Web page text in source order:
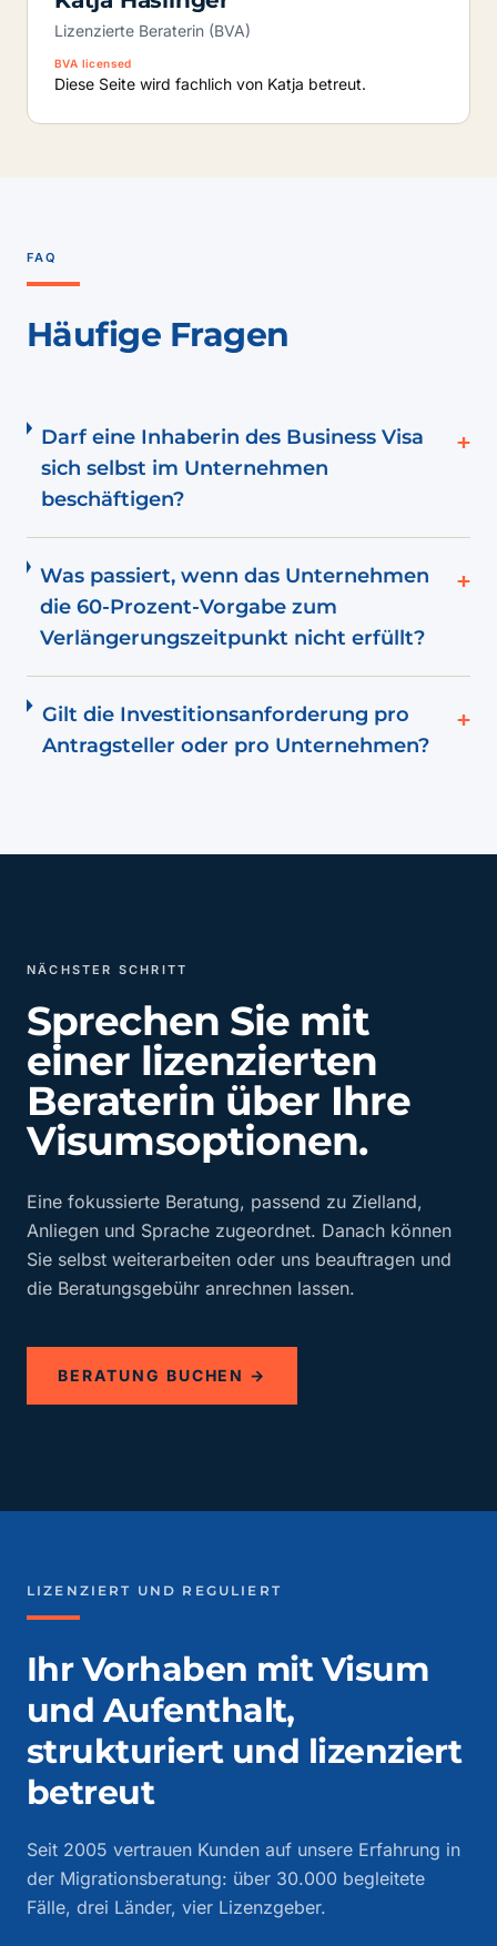
Lizenzierte Beraterin (BVA)
BVA licensed
Diese Seite wird fachlich von Katja betreut.
FAQ
Häufige Fragen
Darf eine Inhaberin des Business Visa
sich selbst im Unternehmen
beschäftigen?
+
Was passiert, wenn das Unternehmen
die 60-Prozent-Vorgabe zum
Verlängerungszeitpunkt nicht erfüllt?
+
Gilt die Investitionsanforderung pro
Antragsteller oder pro Unternehmen?
+
NÄCHSTER SCHRITT
Sprechen Sie mit
einer lizenzierten
Beraterin über Ihre
Visumsoptionen.
Eine fokussierte Beratung, passend zu Zielland,
Anliegen und Sprache zugeordnet. Danach können
Sie selbst weiterarbeiten oder uns beauftragen und
die Beratungsgebühr anrechnen lassen.
BERATUNG BUCHEN →
LIZENZIERT UND REGULIERT
Ihr Vorhaben mit Visum
und Aufenthalt,
strukturiert und lizenziert
betreut
Seit 2005 vertrauen Kunden auf unsere Erfahrung in
der Migrationsberatung: über 30.000 begleitete
Fälle, drei Länder, vier Lizenzgeber.